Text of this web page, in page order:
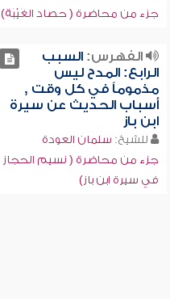
جزء من محاضرة ( حصاد الغَيْبَة)
الفهرس:السبب
الرابع: المدح ليس
مذموماً في كل وقت ,
أسباب الحديث عن سيرة
ابن باز
للشيخ: سلمان العودة
جزء من محاضرة ( نسيم الحجاز
في سيرة ابن باز)